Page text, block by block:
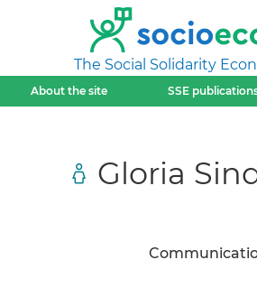
The Social Solidarity
About the site SSE
Gloria